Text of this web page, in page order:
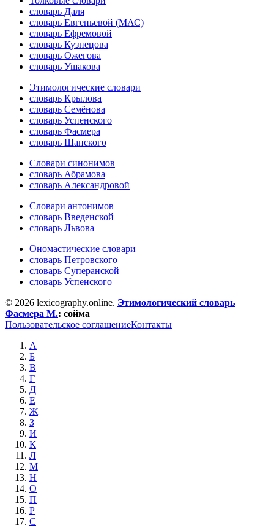
словарь Даля
словарь Евгеньевой (МАС)
словарь Ефремовой
словарь Кузнецова
словарь Ожегова
словарь Ушакова
Этимологические словари
словарь Крылова
словарь Семёнова
словарь Успенского
словарь Фасмера
словарь Шанского
Словари синонимов
словарь Абрамова
словарь Александровой
Словари антонимов
словарь Введенской
словарь Львова
Ономастические словари
словарь Петровского
словарь Суперанской
словарь Успенского
© 2026 lexicography.online. Этимологический словарь
Фасмера М.: сойма
Пользовательское соглашениеКонтакты
А
Б
В
Г
Д
Е
Ж
З
И
К
Л
М
Н
О
П
Р
С